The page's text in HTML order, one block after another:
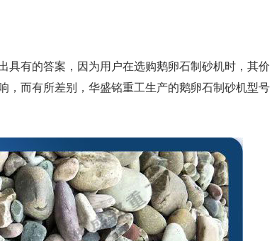
具有的答案，因为用户在选购鹅卵石制砂机时，其价
，而有所差别，华盛铭重工生产的鹅卵石制砂机型号